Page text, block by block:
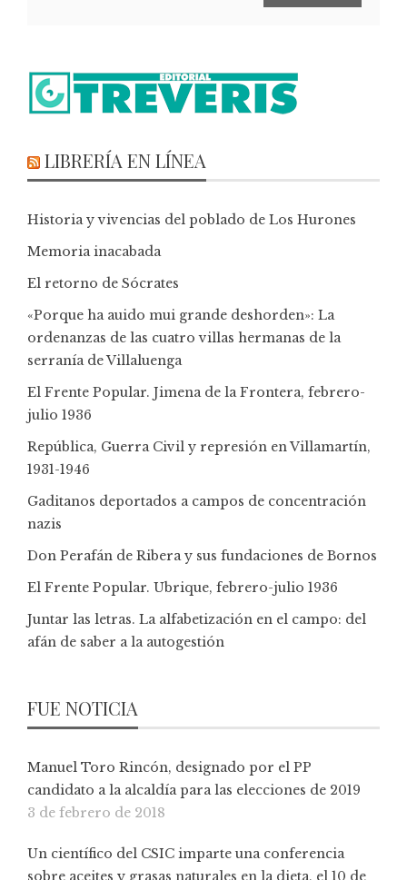
LIBRERÍA EN LÍNEA
Historia y vivencias del poblado de Los Hurones
Memoria inacabada
El retorno de Sócrates
«Porque ha auido mui grande deshorden»: La
ordenanzas de las cuatro villas hermanas de la
serranía de Villaluenga
El Frente Popular. Jimena de la Frontera, febrero-
julio 1936
República, Guerra Civil y represión en Villamartín,
1931-1946
Gaditanos deportados a campos de concentración
nazis
Don Perafán de Ribera y sus fundaciones de Bornos
El Frente Popular. Ubrique, febrero-julio 1936
Juntar las letras. La alfabetización en el campo: del
afán de saber a la autogestión
FUE NOTICIA
Manuel Toro Rincón, designado por el PP
candidato a la alcaldía para las elecciones de 2019
3 de febrero de 2018
Un científico del CSIC imparte una conferencia
sobre aceites y grasas naturales en la dieta, el 10 de